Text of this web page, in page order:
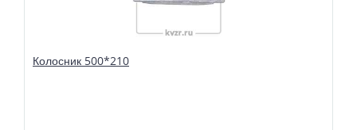
Колосник 500*210